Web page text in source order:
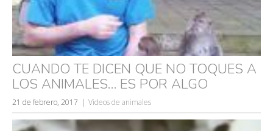
CUANDO TE DICEN QUE NO TOQUES A
LOS ANIMALES… ES POR ALGO
21 de febrero, 2017 Videos de animales